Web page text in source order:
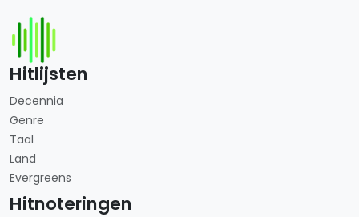
Hitlijsten
Decennia
Genre
Taal
Land
Evergreens
Hitnoteringen